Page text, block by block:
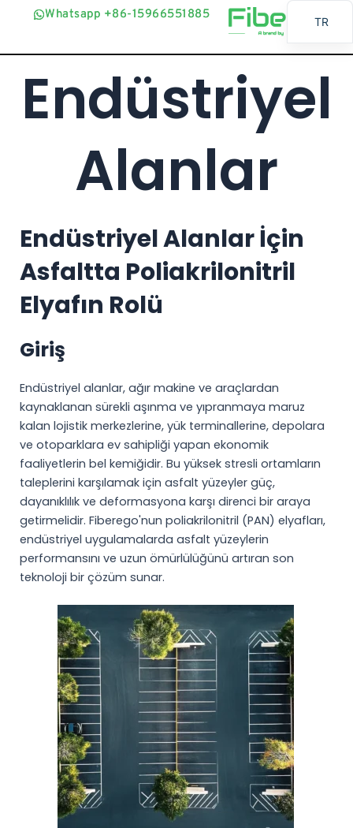
İçeriğe Whatsapp +86-15966551885
Whatsapp +86-15966551885
Endüstriyel
Alanlar
Endüstriyel Alanlar İçin
Asfaltta Poliakrilonitril
Elyafın Rolü
Giriş
Endüstriyel alanlar, ağır makine ve araçlardan
kaynaklanan sürekli aşınma ve yıpranmaya maruz
kalan lojistik merkezlerine, yük terminallerine, depolara
ve otoparklara ev sahipliği yapan ekonomik
faaliyetlerin bel kemiğidir. Bu yüksek stresli ortamların
taleplerini karşılamak için asfalt yüzeyler güç,
dayanıklılık ve deformasyona karşı direnci bir araya
getirmelidir. Fiberego'nun poliakrilonitril (PAN) elyafları,
endüstriyel uygulamalarda asfalt yüzeylerin
performansını ve uzun ömürlülüğünü artıran son
teknoloji bir çözüm sunar.
TR
AR
BG